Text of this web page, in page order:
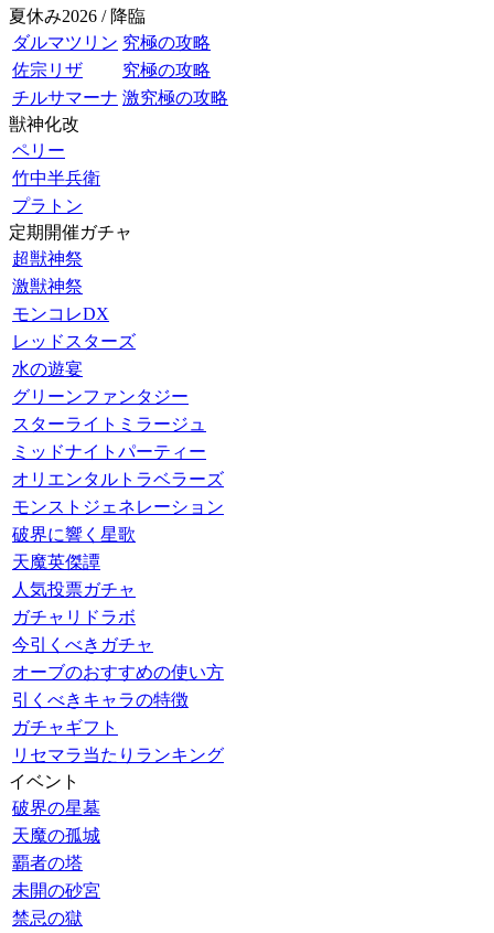
夏休み2026 / 降臨
ダルマツリン 究極の攻略
佐宗リザ
究極の攻略
チルサマーナ 激究極の攻略
獣神化改
ペリー
竹中半兵衛
プラトン
定期開催ガチャ
超獣神祭
激獣神祭
モンコレDX
レッドスターズ
水の遊宴
グリーンファンタジー
スターライトミラージュ
ミッドナイトパーティー
オリエンタルトラベラーズ
モンストジェネレーション
破界に響く星歌
天魔英傑譚
人気投票ガチャ
ガチャリドラボ
今引くべきガチャ
オーブのおすすめの使い方
引くべきキャラの特徴
ガチャギフト
リセマラ当たりランキング
イベント
破界の星墓
天魔の孤城
覇者の塔
未開の砂宮
禁忌の獄